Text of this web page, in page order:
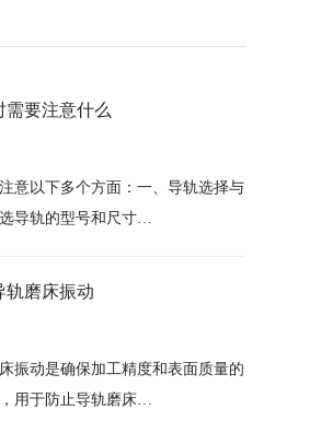
需要注意什么
意以下多个方面：一、导轨选择与
导轨的型号和尺寸…
轨磨床振动
振动是确保加工精度和表面质量的
用于防止导轨磨床…